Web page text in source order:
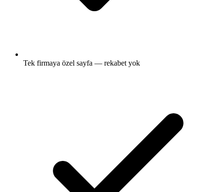
Tek firmaya özel sayfa — rekabet yok